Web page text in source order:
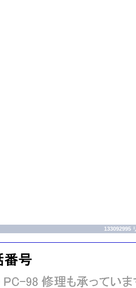
133092995